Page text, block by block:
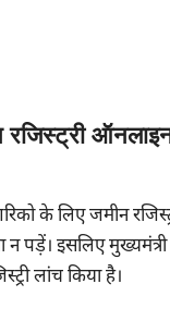
रजिस्ट्री
के लिए जमीन
न पड़ें। इसलिए
लांच किया है।